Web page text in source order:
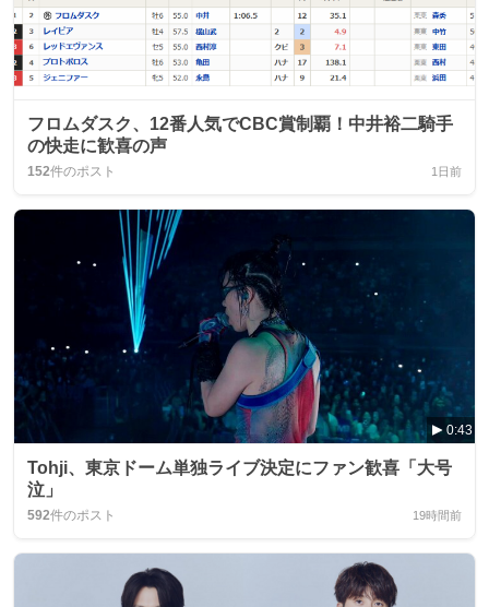
フロムダスク、12番人気でCBC賞制覇！中井裕二騎手
の快走に歓喜の声
152件のポスト 1日前
0:43
Tohji、東京ドーム単独ライブ決定にファン歓喜「大号
泣」
592件のポスト 19時間前